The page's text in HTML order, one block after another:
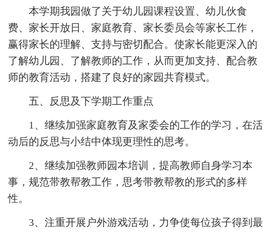
本学期我园做了关于幼儿园课程设置、幼儿伙食
费、家长开放日、家庭教育、家长委员会等家长工作，
赢得家长的理解、支持与密切配合。使家长能更深入的
了解幼儿园、了解教师的工作，从而更加支持、配合教
师的教育活动，搭建了良好的家园共育模式。
五、反思及下学期工作重点
1、继续加强家庭教育及家委会的工作的学习，在活
动后的反思与小结中体现更理性的思考。
2、继续加强教师园本培训，提高教师自身学习本
事，规范带教帮教工作，思考带教帮教的形式的多样
性。
3、注重开展户外游戏活动，力争使每位孩子得到最